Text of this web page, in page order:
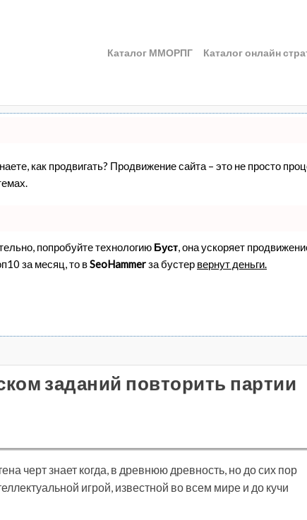
Каталог ММОРПГ Каталог онлайн
как продвигать? Продвижение сайта – это не просто
попробуйте технологию Буст, она ускоряет
за месяц, то вSeoHammerза бустер вернут деньги.
заданий повторить партии
черт знает когда, в древнюю древность, но до сих пор
игрой, известной во всем мире и до кучи